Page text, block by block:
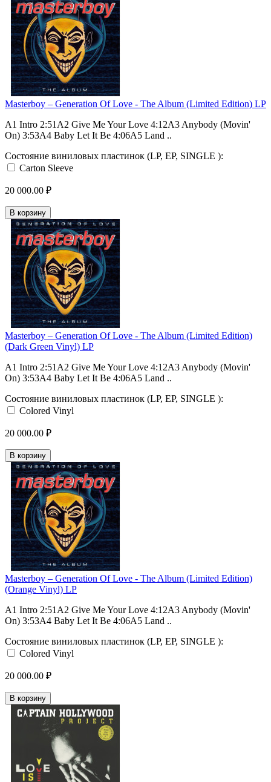
Masterboy – Generation Of Love - The Album (Limited Edition) LP
A1 Intro 2:51A2 Give Me Your Love 4:12A3 Anybody (Movin'
On) 3:53A4 Baby Let It Be 4:06A5 Land ..
Состояние виниловых пластинок (LP, EP, SINGLE ):
Carton Sleeve
20 000.00 ₽
В корзину
Masterboy – Generation Of Love - The Album (Limited Edition)
(Dark Green Vinyl) LP
A1 Intro 2:51A2 Give Me Your Love 4:12A3 Anybody (Movin'
On) 3:53A4 Baby Let It Be 4:06A5 Land ..
Состояние виниловых пластинок (LP, EP, SINGLE ):
Colored Vinyl
20 000.00 ₽
В корзину
Masterboy – Generation Of Love - The Album (Limited Edition)
(Orange Vinyl) LP
A1 Intro 2:51A2 Give Me Your Love 4:12A3 Anybody (Movin'
On) 3:53A4 Baby Let It Be 4:06A5 Land ..
Состояние виниловых пластинок (LP, EP, SINGLE ):
Colored Vinyl
20 000.00 ₽
В корзину